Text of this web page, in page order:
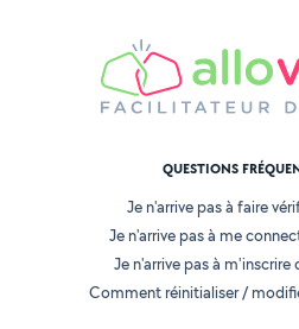
QUESTIONS
Je n'arrive pas à faire
Je n'arrive pas à me
Je n'arrive pas à
Comment réinitialiser /